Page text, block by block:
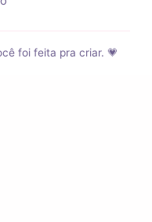
foi feita pra criar. 💗